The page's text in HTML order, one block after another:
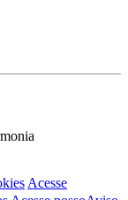
Acesse